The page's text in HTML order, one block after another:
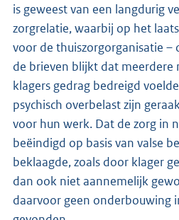
is geweest van een langdurig
zorgrelatie, waarbij op het
voor de thuiszorgorganisatie
de brieven blijkt dat meerdere
klagers gedrag bedreigd
psychisch overbelast zijn
voor hun werk. Dat de zorg in
beëindigd op basis van valse
beklaagde, zoals door klager
dan ook niet aannemelijk
daarvoor geen onderbouwing